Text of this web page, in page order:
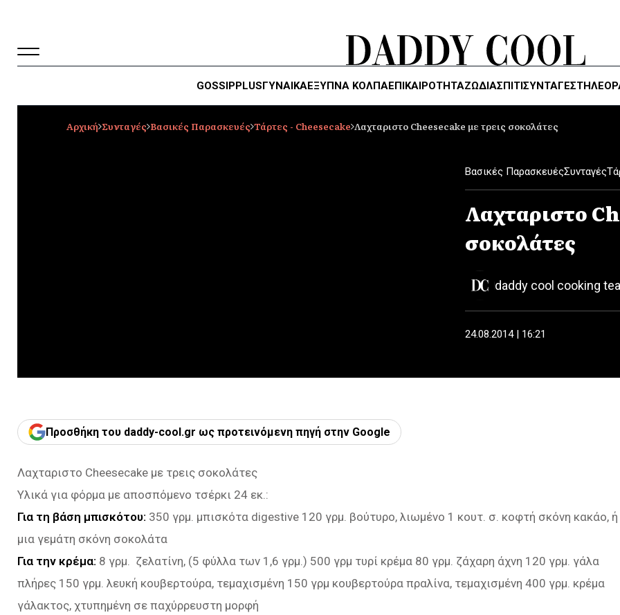
GOSSIPPLUSΓΥΝΑΙΚΑΈΞΥΠΝΑ ΚΌΛΠΑΕΠΙΚΑΙΡΟΤΗΤΑΖΏΔΙΑΣΠΙΤΙΣΥΝΤΑΓΕΣ
Αρχική Συνταγές Βασικές Παρασκευές Τάρτες - Cheesecake Λαχταριστο Cheesecake με τρεις σοκολάτες
Βασικές ΠαρασκευέςΣυνταγές
Λαχταριστο
σοκολάτες
daddy cool cooking
24.08.2014 | 16:21
Προσθήκη του daddy-cool.gr ως προτεινόμενη πηγή στην Google
Λαχταριστο Cheesecake με τρεις σοκολάτες
Υλικά για φόρμα με αποσπόμενο τσέρκι 24 εκ.:
Για τη βάση μπισκότου: 350 γρμ. μπισκότα digestive 120 γρμ. βούτυρο, λιωμένο 1 κουτ. σ. κοφτή σκόνη κακάο, ή
μια γεμάτη σκόνη σοκολάτα
Για την κρέμα: 8 γρμ. ζελατίνη, (5 φύλλα των 1,6 γρμ.) 500 γρμ τυρί κρέμα 80 γρμ. ζάχαρη άχνη 120 γρμ. γάλα
πλήρες 150 γρμ. λευκή κουβερτούρα, τεμαχισμένη 150 γρμ κουβερτούρα πραλίνα, τεμαχισμένη 400 γρμ. κρέμα
γάλακτος, χτυπημένη σε παχύρρευστη μορφή